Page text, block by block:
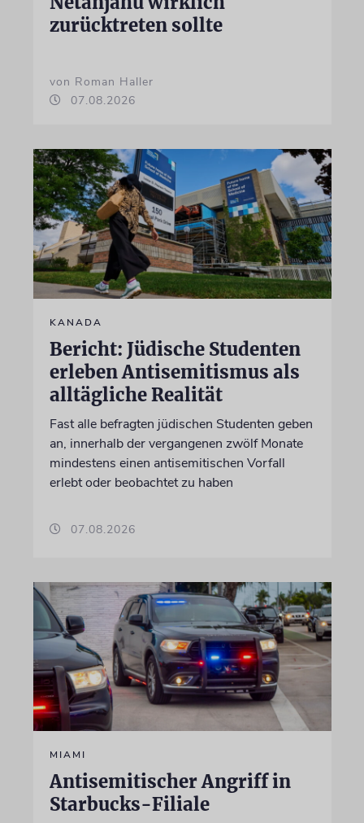
zurücktreten sollte
von Roman Haller
07.08.2026
KANADA
Bericht: Jüdische Studenten
erleben Antisemitismus als
alltägliche Realität
Fast alle befragten jüdischen Studenten geben
an, innerhalb der vergangenen zwölf Monate
mindestens einen antisemitischen Vorfall
erlebt oder beobachtet zu haben
07.08.2026
MIAMI
Antisemitischer Angriff in
Starbucks-Filiale